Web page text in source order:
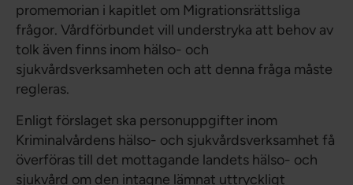
promemorian i kapitlet om Migrationsrättsliga
frågor. Vårdförbundet vill understryka att behov av
tolk även finns inom hälso- och
sjukvårdsverksamheten och att denna fråga måste
regleras.
Enligt förslaget ska personuppgifter inom
Kriminalvårdens hälso- och sjukvårdsverksamhet få
överföras till det mottagande landets hälso- och
sjukvård om den intagne lämnat uttryckligt